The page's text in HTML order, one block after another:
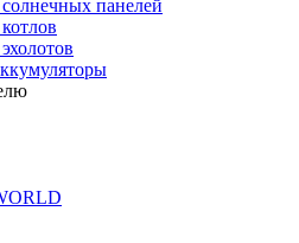
панелей